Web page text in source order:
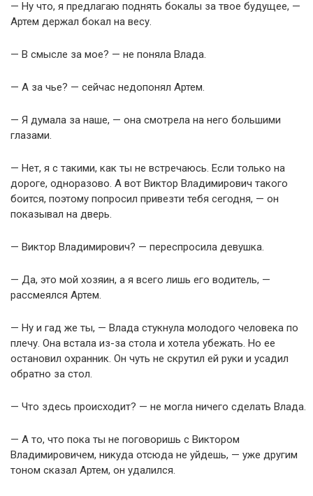
— Ну что, я предлагаю поднять бокалы за твое будущее, —
Артем держал бокал на весу.
— В смысле за мое? — не поняла Влада.
— А за чье? — сейчас недопонял Артем.
— Я думала за наше, — она смотрела на него большими
глазами.
— Нет, я с такими, как ты не встречаюсь. Если только на
дороге, одноразово. А вот Виктор Владимирович такого
боится, поэтому попросил привезти тебя сегодня, — он
показывал на дверь.
— Виктор Владимирович? — переспросила девушка.
— Да, это мой хозяин, а я всего лишь его водитель, —
рассмеялся Артем.
— Ну и гад же ты, — Влада стукнула молодого человека по
плечу. Она встала из-за стола и хотела убежать. Но ее
остановил охранник. Он чуть не скрутил ей руки и усадил
обратно за стол.
— Что здесь происходит? — не могла ничего сделать Влада.
— А то, что пока ты не поговоришь с Виктором
Владимировичем, никуда отсюда не уйдешь, — уже другим
тоном сказал Артем, он удалился.